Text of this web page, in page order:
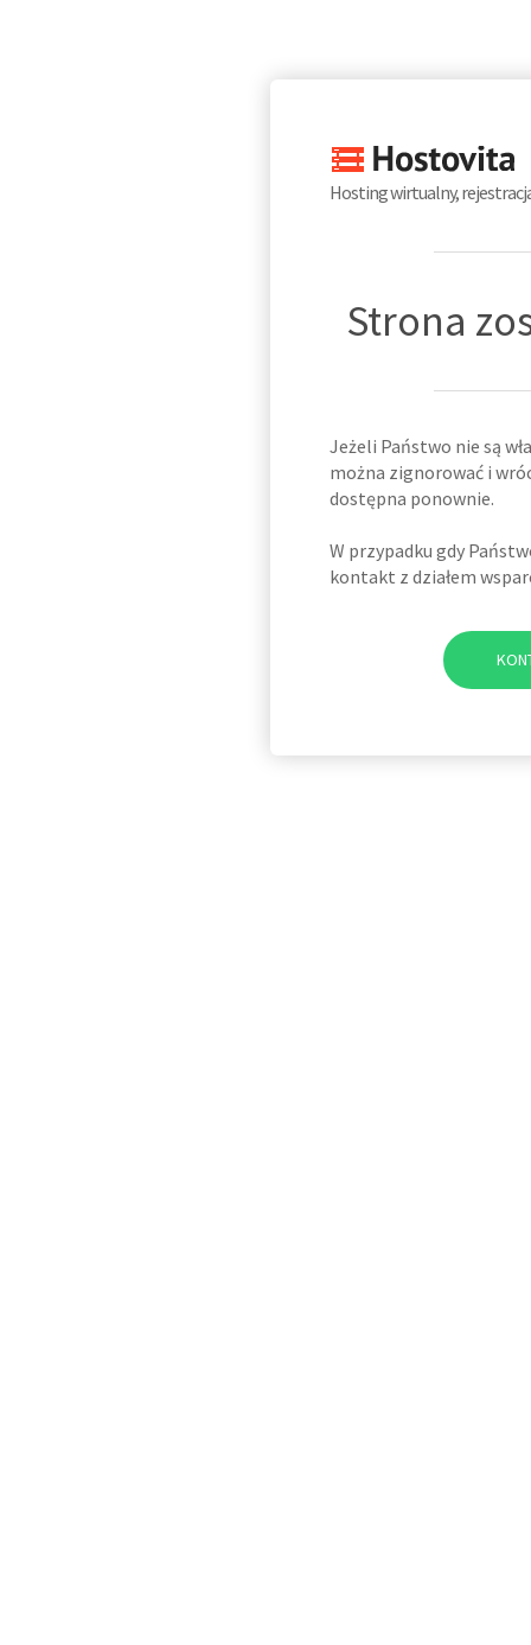
Hosting wirtualny,
Strona
Jeżeli Państwo nie są
można zignorować i
dostępna ponownie.
W przypadku gdy
kontakt z działem